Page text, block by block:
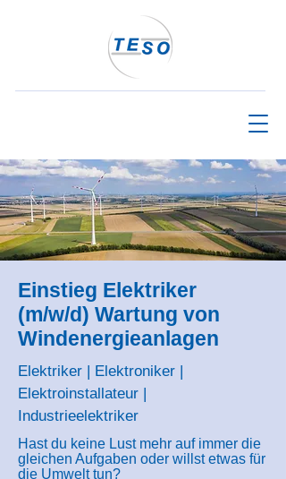
Einstieg Elektriker
(m/w/d) Wartung von
Windenergieanlagen
Elektriker | Elektroniker |
Elektroinstallateur |
Industrieelektriker
Hast du keine Lust mehr auf immer die
gleichen Aufgaben oder willst etwas für
die Umwelt tun?